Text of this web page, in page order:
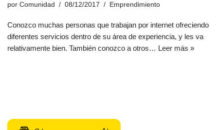
por Comunidad 08/12/2017 Emprendimiento
Conozco muchas personas que trabajan por internet ofreciendo
diferentes servicios dentro de su área de experiencia, y les va
relativamente bien. También conozco a otros… Leer más »